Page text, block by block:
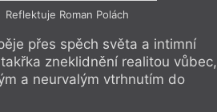
Reflektuje Roman Polách
přes spěch světa a intimní
zneklidnění realitou vůbec,
a neurvalým vtrhnutím do